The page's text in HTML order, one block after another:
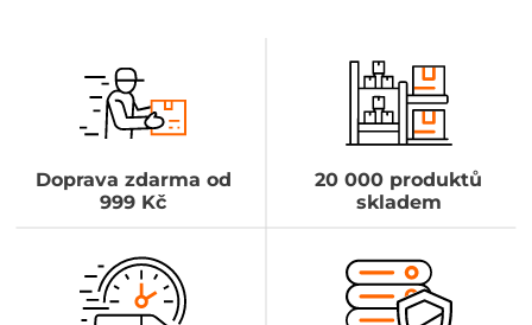
Doprava zdarma od
999 Kč
20 000 produktů
skladem